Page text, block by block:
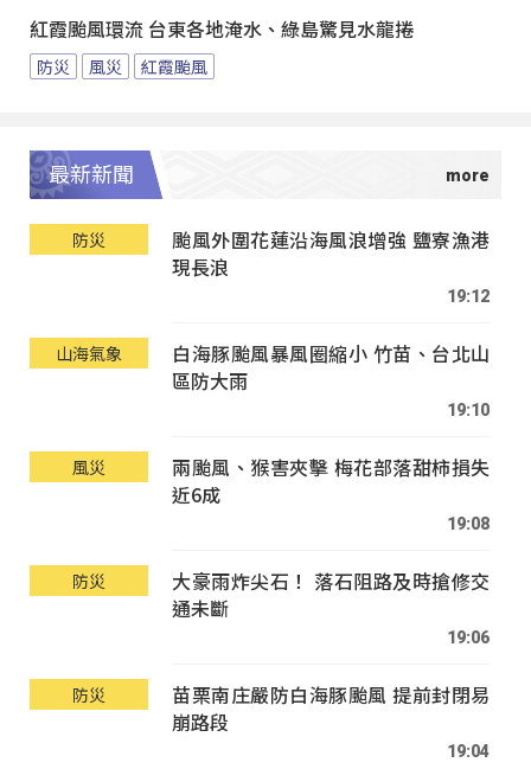
紅霞颱風環流 台東各地淹水、綠島驚見水龍捲
防災 風災 紅霞颱風
最新新聞
防災
颱風外圍花蓮沿海風浪增強 鹽寮漁港
現長浪
19:12
山海氣象
白海豚颱風暴風圈縮小 竹苗、台北山
區防大雨
19:10
風災
兩颱風、猴害夾擊 梅花部落甜柿損失
近6成
19:08
防災
大豪雨炸尖石！ 落石阻路及時搶修交
通未斷
19:06
防災
苗栗南庄嚴防白海豚颱風 提前封閉易
崩路段
19:04